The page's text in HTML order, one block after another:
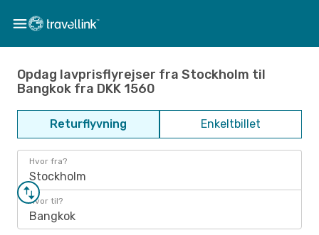
Opdag lavprisflyrejser fra Stockholm til
Bangkok fra DKK 1560
Returflyvning Enkeltbillet
Hvor fra?
Stockholm
Hvor til?
Bangkok